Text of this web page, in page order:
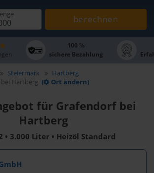
berechnen
100 %
sichere Bezahlung
Steiermark
Hartberg
Hartberg ( Ort ändern)
für Grafendorf bei
Hartberg
• 3.000 Liter • Heizöl Standard